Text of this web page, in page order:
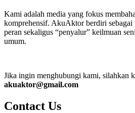
Kami adalah media yang fokus
komprehensif. AkuAktor berdiri sebagai
peran sekaligus “penyalur” keilmuan
umum.
Jika ingin menghubungi kami, silahkan
akuaktor@gmail.com
Contact Us